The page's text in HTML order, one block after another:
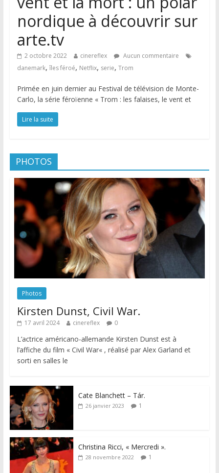
nordique à découvrir sur
arte.tv
2 octobre 2022 cinereflex
Aucun commentaire
danemark,îles féroé, Netflix, serie, Trom
Primée en juin dernier au Festival de télévision de Monte-
Carlo, la série féroïenne « Trom : les falaises, le vent et
Lire la suite
PHOTOS
Photos
Kirsten Dunst, Civil War.
17 avril 2024 cinereflex 0
L’actrice américano-allemande Kirsten Dunst est à
l’affiche du film « Civil War« , réalisé par Alex Garland et
sorti en salles le
Cate Blanchett – Tár.
26 janvier 2023 1
Christina Ricci, « Mercredi ».
28 novembre 2022 1